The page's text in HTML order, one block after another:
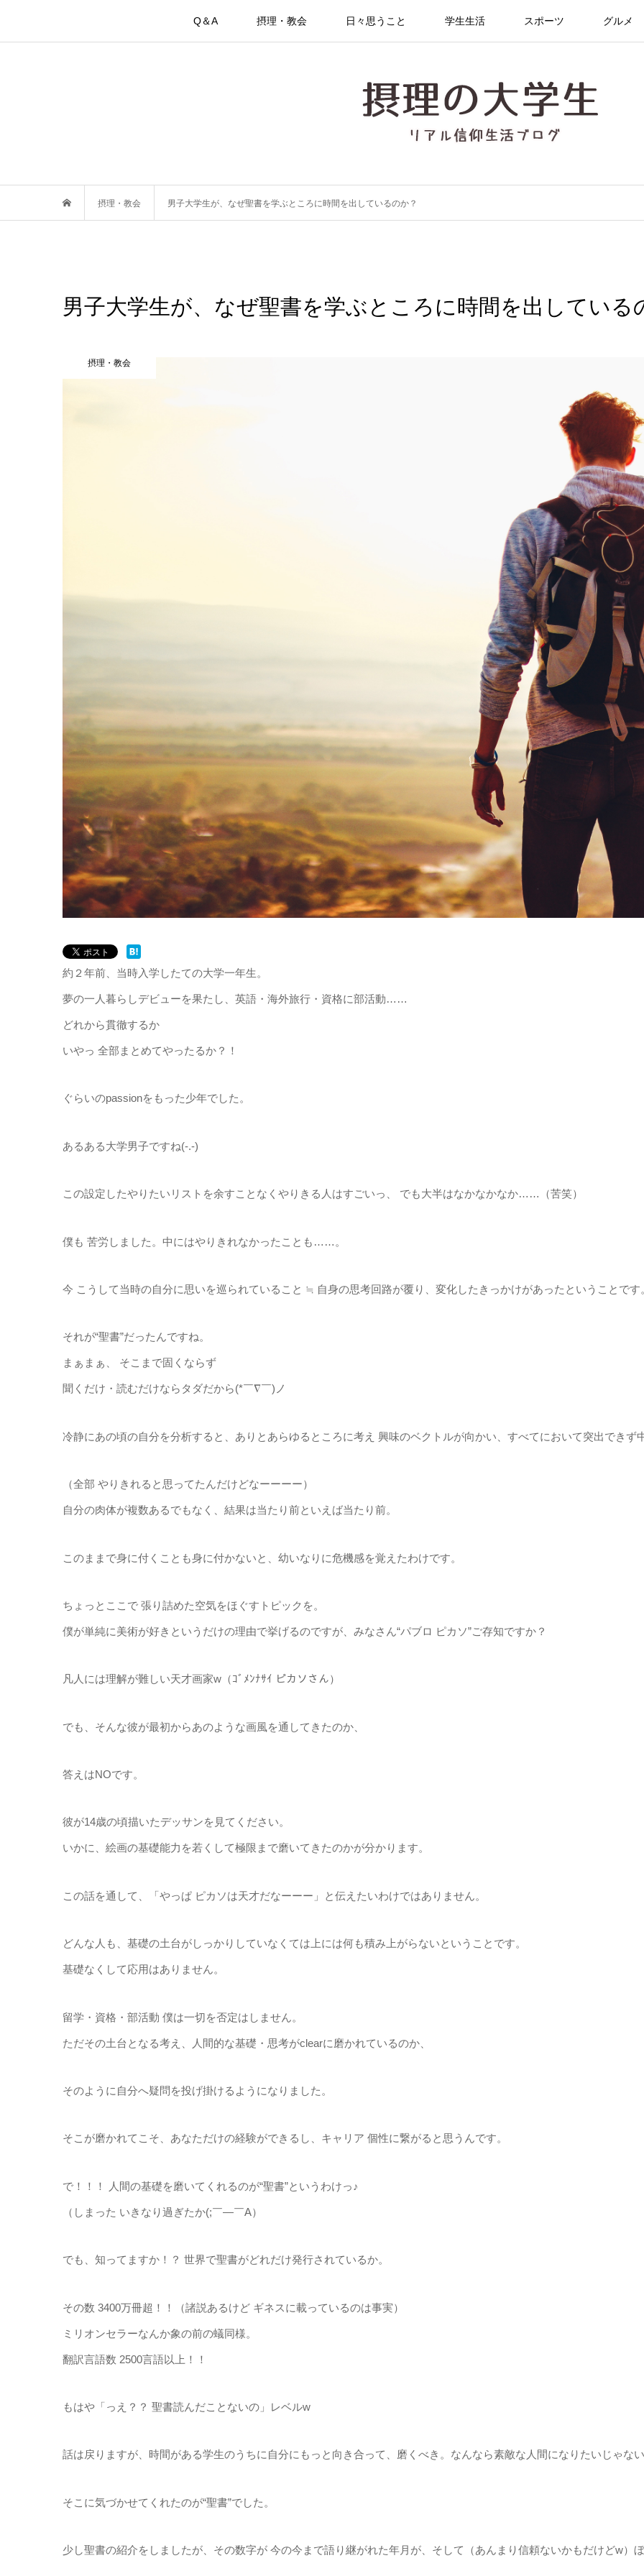
Q＆A 摂理・教会 日々思うこと 学生生活 スポーツ グルメ
摂理・教会 男子大学生が、なぜ聖書を学ぶところに時間を出しているのか？
男子大学生が、なぜ聖書を学ぶところに時間を出している
摂理・教会
約２年前、当時入学したての大学一年生。
夢の一人暮らしデビューを果たし、英語・海外旅行・資格に部活動……
どれから貫徹するか
いやっ 全部まとめてやったるか？！
ぐらいのpassionをもった少年でした。
あるある大学男子ですね(-.-)
この設定したやりたいリストを余すことなくやりきる人はすごいっ、 でも大半はなかなかなか……（苦笑）
僕も 苦労しました。中にはやりきれなかったことも……。
今 こうして当時の自分に思いを巡られていること ≒ 自身の思考回路が覆り、変化したきっかけがあったということです
それが“聖書”だったんですね。
まぁまぁ、 そこまで固くならず
聞くだけ・読むだけならタダだから(*￣∇￣)ノ
冷静にあの頃の自分を分析すると、ありとあらゆるところに考え 興味のベクトルが向かい、すべてにおいて突出できず
（全部 やりきれると思ってたんだけどなーーーー）
自分の肉体が複数あるでもなく、結果は当たり前といえば当たり前。
このままで身に付くことも身に付かないと、幼いなりに危機感を覚えたわけです。
ちょっとここで 張り詰めた空気をほぐすトピックを。
僕が単純に美術が好きというだけの理由で挙げるのですが、みなさん“パブロ ピカソ”ご存知ですか？
凡人には理解が難しい天才画家w（ｺﾞﾒﾝﾅｻｲ ピカソさん）
でも、そんな彼が最初からあのような画風を通してきたのか、
答えはNOです。
彼が14歳の頃描いたデッサンを見てください。
いかに、絵画の基礎能力を若くして極限まで磨いてきたのかが分かります。
この話を通して、「やっぱ ピカソは天才だなーーー」と伝えたいわけではありません。
どんな人も、基礎の土台がしっかりしていなくては上には何も積み上がらないということです。
基礎なくして応用はありません。
留学・資格・部活動 僕は一切を否定はしません。
ただその土台となる考え、人間的な基礎・思考がclearに磨かれているのか、
そのように自分へ疑問を投げ掛けるようになりました。
そこが磨かれてこそ、あなただけの経験ができるし、キャリア 個性に繋がると思うんです。
で！！！ 人間の基礎を磨いてくれるのが“聖書”というわけっ♪
（しまった いきなり過ぎたか(;￣―￣A）
でも、知ってますか！？ 世界で聖書がどれだけ発行されているか。
その数 3400万冊超！！（諸説あるけど ギネスに載っているのは事実）
ミリオンセラーなんか象の前の蟻同様。
翻訳言語数 2500言語以上！！
もはや「っえ？？ 聖書読んだことないの」レベルw
話は戻りますが、時間がある学生のうちに自分にもっと向き合って、磨くべき。なんなら素敵な人間になりたいじゃない
そこに気づかせてくれたのが“聖書”でした。
少し聖書の紹介をしましたが、その数字が 今の今まで語り継がれた年月が、そして（あんまり信頼ないかもだけどw）